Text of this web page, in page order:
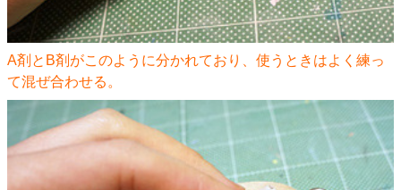
A剤とB剤がこのように分かれており、使うときはよく練っ
て混ぜ合わせる。